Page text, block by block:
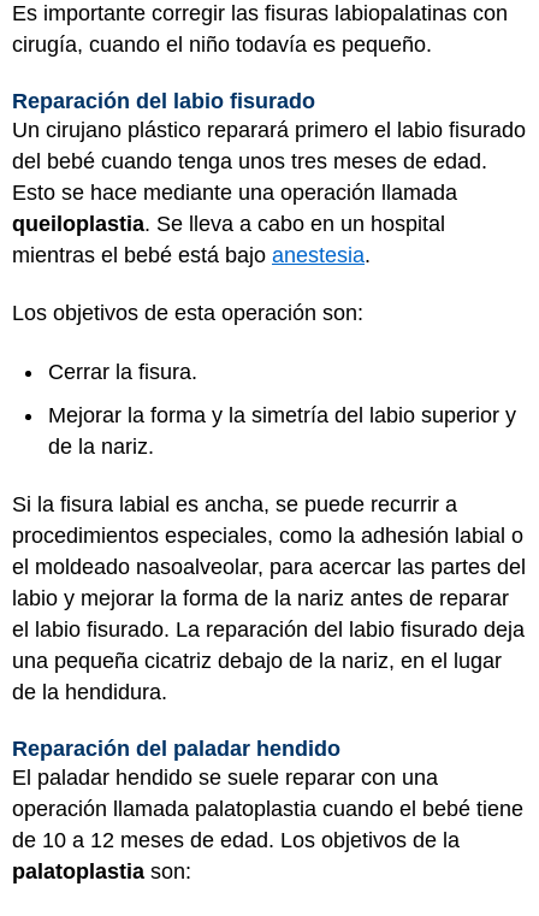
Es importante corregir las fisuras labiopalatinas con
cirugía, cuando el niño todavía es pequeño.
Reparación del labio fisurado
Un cirujano plástico reparará primero el labio fisurado
del bebé cuando tenga unos tres meses de edad.
Esto se hace mediante una operación llamada
queiloplastia. Se lleva a cabo en un hospital
mientras el bebé está bajo anestesia.
Los objetivos de esta operación son:
Cerrar la fisura.
Mejorar la forma y la simetría del labio superior y
de la nariz.
Si la fisura labial es ancha, se puede recurrir a
procedimientos especiales, como la adhesión labial o
el moldeado nasoalveolar, para acercar las partes del
labio y mejorar la forma de la nariz antes de reparar
el labio fisurado. La reparación del labio fisurado deja
una pequeña cicatriz debajo de la nariz, en el lugar
de la hendidura.
Reparación del paladar hendido
El paladar hendido se suele reparar con una
operación llamada palatoplastia cuando el bebé tiene
de 10 a 12 meses de edad. Los objetivos de la
palatoplastia son: